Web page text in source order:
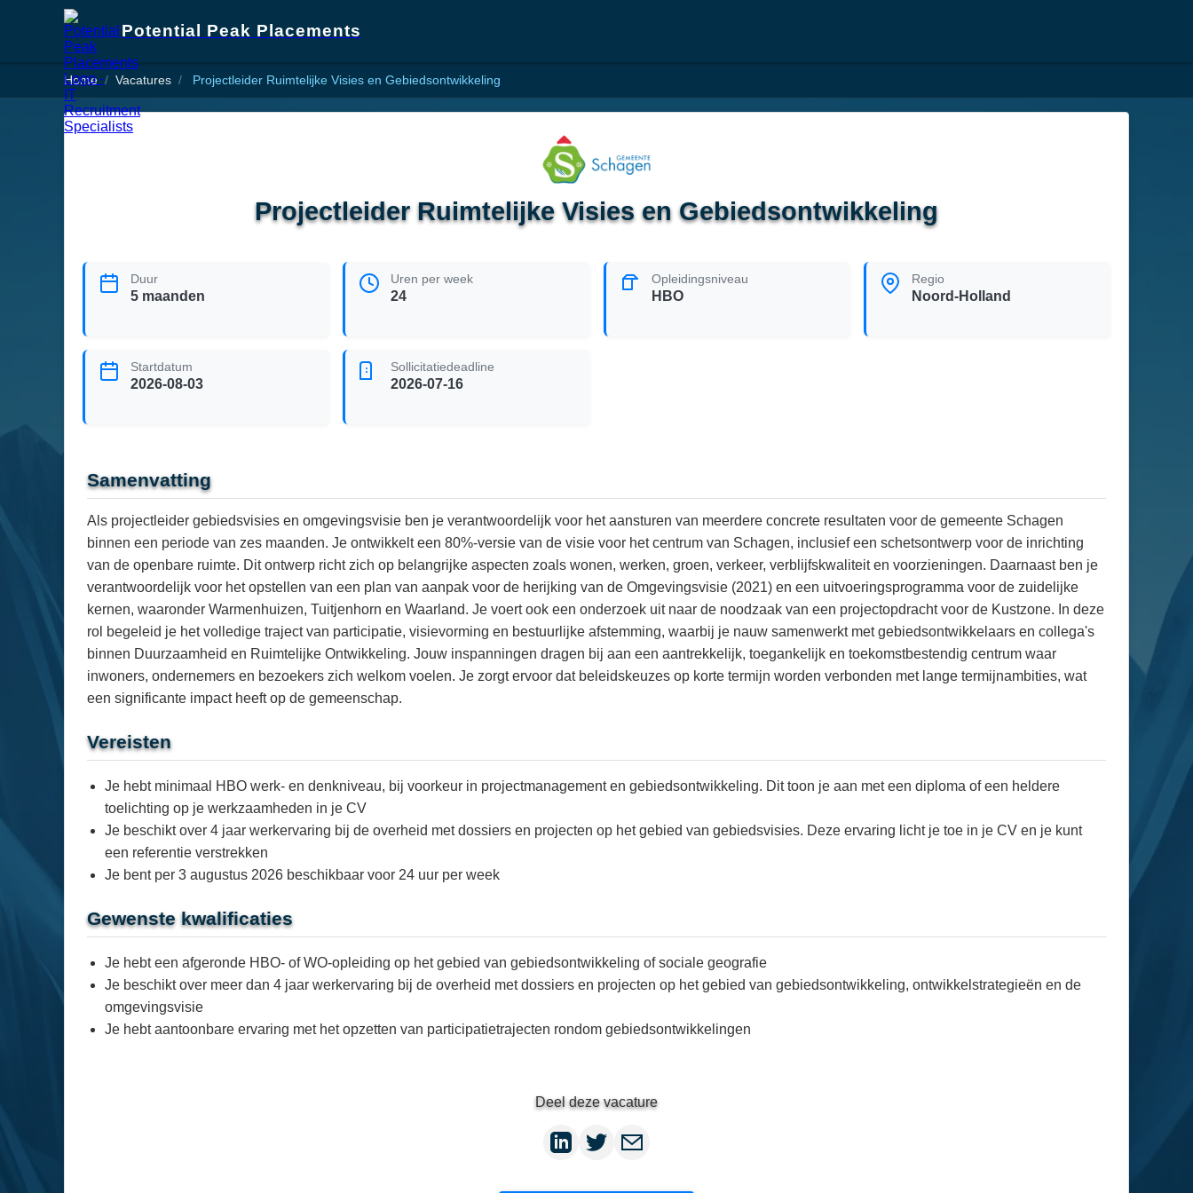
Potential Peak Placements
Home Vacatures Projectleider Ruimtelijke Visies en Gebiedsontwikkeling
Projectleider Ruimtelijke Visies en Gebiedsontwikkeling
Duur
5 maanden
Uren per week
24
Opleidingsniveau
HBO
Regio
Noord-Holland
Startdatum
2026-08-03
Sollicitatiedeadline
2026-07-16
Samenvatting
Als projectleider gebiedsvisies en omgevingsvisie ben je verantwoordelijk voor het aansturen van meerdere concrete resultaten voor de gemeente Schagen
binnen een periode van zes maanden. Je ontwikkelt een 80%-versie van de visie voor het centrum van Schagen, inclusief een schetsontwerp voor de inrichting
van de openbare ruimte. Dit ontwerp richt zich op belangrijke aspecten zoals wonen, werken, groen, verkeer, verblijfskwaliteit en voorzieningen. Daarnaast ben je
verantwoordelijk voor het opstellen van een plan van aanpak voor de herijking van de Omgevingsvisie (2021) en een uitvoeringsprogramma voor de zuidelijke
kernen, waaronder Warmenhuizen, Tuitjenhorn en Waarland. Je voert ook een onderzoek uit naar de noodzaak van een projectopdracht voor de Kustzone. In deze
rol begeleid je het volledige traject van participatie, visievorming en bestuurlijke afstemming, waarbij je nauw samenwerkt met gebiedsontwikkelaars en collega's
binnen Duurzaamheid en Ruimtelijke Ontwikkeling. Jouw inspanningen dragen bij aan een aantrekkelijk, toegankelijk en toekomstbestendig centrum waar
inwoners, ondernemers en bezoekers zich welkom voelen. Je zorgt ervoor dat beleidskeuzes op korte termijn worden verbonden met lange termijnambities, wat
een significante impact heeft op de gemeenschap.
Vereisten
Je hebt minimaal HBO werk- en denkniveau, bij voorkeur in projectmanagement en gebiedsontwikkeling. Dit toon je aan met een diploma of een heldere
toelichting op je werkzaamheden in je CV
Je beschikt over 4 jaar werkervaring bij de overheid met dossiers en projecten op het gebied van gebiedsvisies. Deze ervaring licht je toe in je CV en je kunt
een referentie verstrekken
Je bent per 3 augustus 2026 beschikbaar voor 24 uur per week
Gewenste kwalificaties
Je hebt een afgeronde HBO- of WO-opleiding op het gebied van gebiedsontwikkeling of sociale geografie
Je beschikt over meer dan 4 jaar werkervaring bij de overheid met dossiers en projecten op het gebied van gebiedsontwikkeling, ontwikkelstrategieën en de
omgevingsvisie
Je hebt aantoonbare ervaring met het opzetten van participatietrajecten rondom gebiedsontwikkelingen
Deel deze vacature